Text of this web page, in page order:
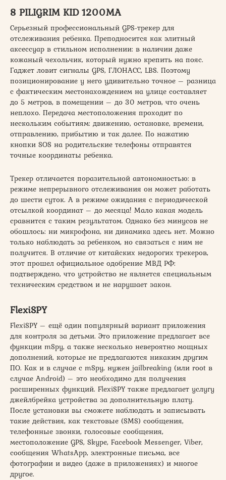
8 PILIGRIM KID 1200MA
Серьезный профессиональный GPS-трекер для
отслеживания ребенка. Преподносится как элитный
аксессуар в стильном исполнении: в наличии даже
кожаный чехольчик, который нужно крепить на пояс.
Гаджет ловит сигналы GPS, ГЛОНАСС, LBS. Поэтому
позиционирование у него удивительно точное – разница
с фактическим местонахождением на улице составляет
до 5 метров, в помещении – до 30 метров, что очень
неплохо. Передача местоположения проходит по
нескольким событиям: движению, остановке, времени,
отправлению, прибытию и так далее. По нажатию
кнопки SOS на родительские телефоны отправятся
точные координаты ребенка.
Трекер отличается поразительной автономностью: в
режиме непрерывного отслеживания он может работать
до шести суток. А в режиме ожидания с периодической
отсылкой координат – до месяца! Мало какая модель
сравнится с таким результатом. Однако без минусов не
обошлось: ни микрофона, ни динамика здесь нет. Можно
только наблюдать за ребенком, но связаться с ним не
получится. В отличие от китайских недорогих трекеров,
этот прошел официальное одобрение МВД РФ:
подтверждено, что устройство не является специальным
техническим средством и не нарушает закон.
FlexiSPY
FlexiSPY – ещё один популярный вариант приложения
для контроля за детьми. Это приложение предлагает все
функции mSpy, а также несколько невероятно мощных
дополнений, которые не предлагаются никаким другим
ПО. Как и в случае с mSpy, нужен jailbreaking (или root в
случае Android) – это необходимо для получения
расширенных функций. FlexiSPY также предлагает услугу
джейлбрейка устройства за дополнительную плату.
После установки вы cможете наблюдать и записывать
такие действия, как текстовые (SMS) сообщения,
телефонные звонки, голосовые сообщения,
местоположение GPS, Skype, Facebook Messenger, Viber,
сообщения WhatsApp, электронные письма, все
фотографии и видео (даже в приложениях) и многое
другое.